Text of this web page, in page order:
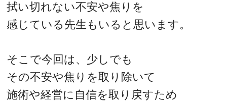
拭い切れない不安や焦りを
感じている先生もいると思います。
そこで今回は、少しでも
その不安や焦りを取り除いて
施術や経営に自信を取り戻すため